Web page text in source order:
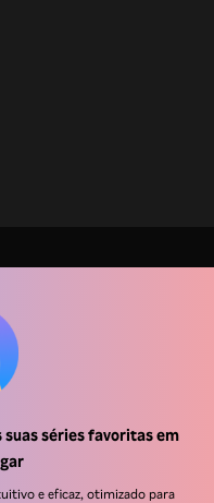
séries favoritas em
e eficaz, otimizado para